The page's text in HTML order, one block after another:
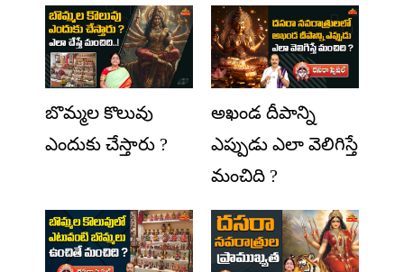
బొమ్మల కొలువు
ఎందుకు చేస్తారు ?
అఖండ దీపాన్ని
ఎప్పుడు ఎలా వెలిగిస్తే
మంచిది ?